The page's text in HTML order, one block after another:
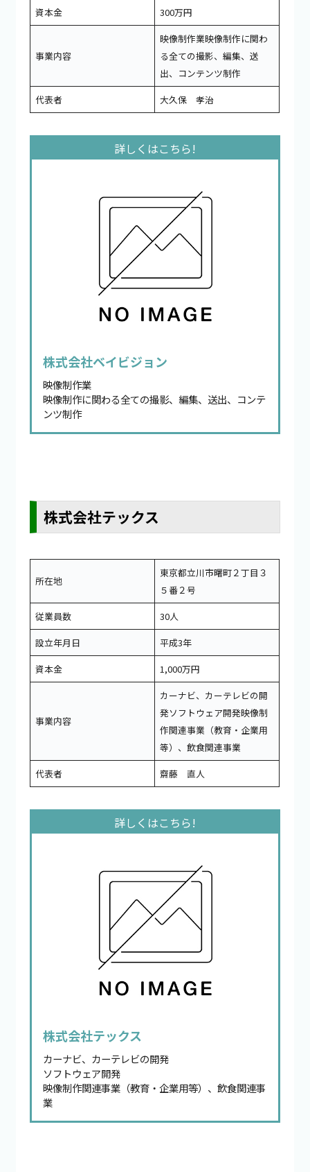
資本金 300万円
事業内容
映像制作業映像制作に関わ
る全ての撮影、編集、送
出、コンテンツ制作
代表者
大久保 孝治
株式会社ベイビジョン
映像制作業
映像制作に関わる全ての撮影、編集、送出、コンテ
ンツ制作
株式会社テックス
所在地
東京都立川市曙町２丁目３
５番２号
従業員数
30人
設立年月日
平成3年
資本金
1,000万円
事業内容
カーナビ、カーテレビの開
発ソフトウェア開発映像制
作関連事業（教育・企業用
等）、飲食関連事業
代表者
齋藤 直人
株式会社テックス
カーナビ、カーテレビの開発
ソフトウェア開発
映像制作関連事業（教育・企業用等）、飲食関連事
業